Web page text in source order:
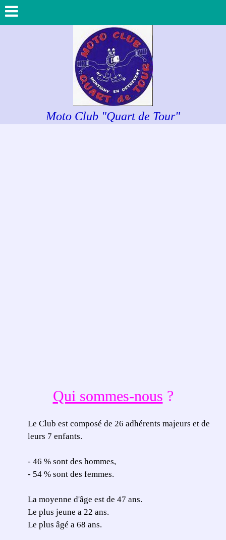
Moto Club "Quart de Tour"
Qui sommes-nous ?
Le Club est composé de 26 adhérents majeurs et de
leurs 7 enfants.
- 46 % sont des hommes,
- 54 % sont des femmes.
La moyenne d'âge est de 47 ans.
Le plus jeune a 22 ans.
Le plus âgé a 68 ans.